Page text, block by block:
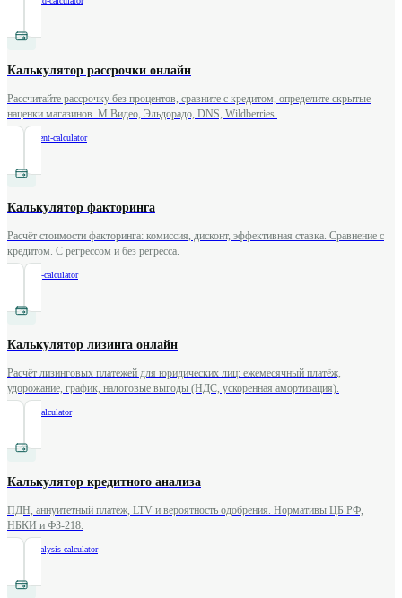
Калькулятор рассрочки онлайн
Рассчитайте рассрочку без процентов, сравните с кредитом, определите скрытые
наценки магазинов. М.Видео, Эльдорадо, DNS, Wildberries.
installment-calculator
Калькулятор факторинга
Расчёт стоимости факторинга: комиссия, дисконт, эффективная ставка. Сравнение с
кредитом. С регрессом и без регресса.
factoring-calculator
Калькулятор лизинга онлайн
Расчёт лизинговых платежей для юридических лиц: ежемесячный платёж,
удорожание, график, налоговые выгоды (НДС, ускоренная амортизация).
leasing-calculator
Калькулятор кредитного анализа
ПДН, аннуитетный платёж, LTV и вероятность одобрения. Нормативы ЦБ РФ,
НБКИ и ФЗ-218.
credit-analysis-calculator